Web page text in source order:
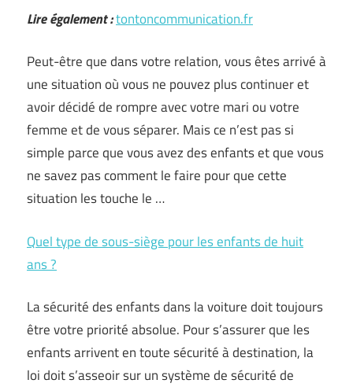
Lire également :tontoncommunication.fr
Peut-être que dans votre relation, vous êtes arrivé à
une situation où vous ne pouvez plus continuer et
avoir décidé de rompre avec votre mari ou votre
femme et de vous séparer. Mais ce n’est pas si
simple parce que vous avez des enfants et que vous
ne savez pas comment le faire pour que cette
situation les touche le …
Quel type de sous-siège pour les enfants de huit
ans ?
La sécurité des enfants dans la voiture doit toujours
être votre priorité absolue. Pour s’assurer que les
enfants arrivent en toute sécurité à destination, la
loi doit s’asseoir sur un système de sécurité de